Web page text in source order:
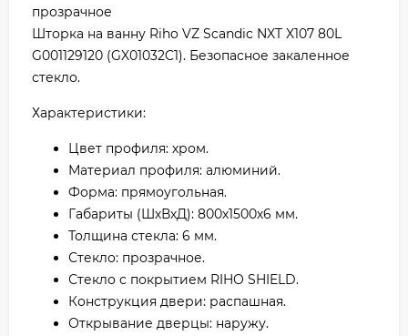
прозрачное
Шторка на ванну Riho VZ Scandic NXT X107 80L
G001129120 (GX01032C1). Безопасное закаленное
стекло.
Характеристики:
Цвет профиля: хром.
Материал профиля: алюминий.
Форма: прямоугольная.
Габариты (ШхВхД): 800х1500х6 мм.
Толщина стекла: 6 мм.
Стекло: прозрачное.
Стекло с покрытием RIHO SHIELD.
Конструкция двери: распашная.
Открывание дверцы: наружу.